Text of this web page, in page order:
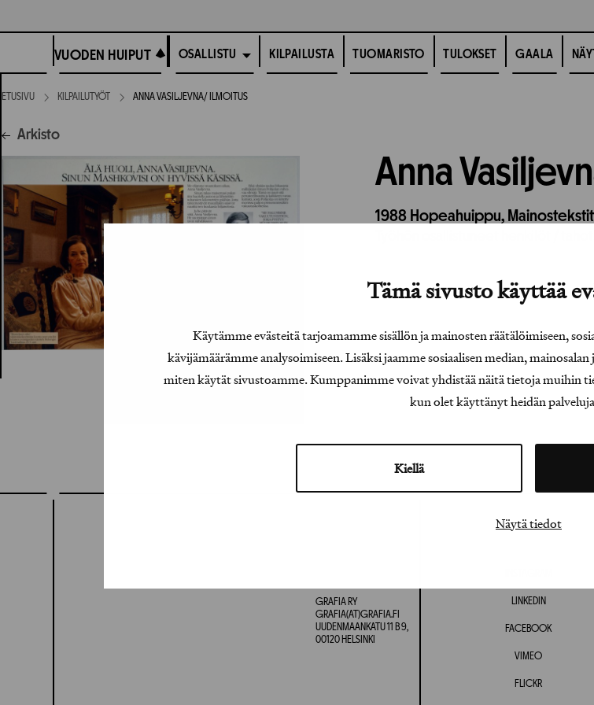
Tämä sivusto käyttää
Käytämme evästeitä tarjoamamme sisällön ja mainosten räätälöimiseen,
kävijämäärämme analysoimiseen. Lisäksi jaamme sosiaalisen median,
miten käytät sivustoamme. Kumppanimme voivat yhdistää näitä tietoja muihin
kun olet käyttänyt heidän
Kiellä
Näytä tiedot
suoraan
VUODEN HUIPUT
VUODEN HUIPUT OSALLISTU KILPAILUSTA TUOMARISTO TULOKSET GAALA
ETUSIVU KILPAILUTYÖT ANNA VASILJEVNA/ ILMOITUS
Arkisto
Anna
1988 Hopeahuippu, Mainostekstit
GRAFIA RY
GRAFIA(AT)GRAFIA.FI
UUDENMAANKATU 11 B 9,
00120 HELSINKI
LINKEDIN
FACEBOOK
VIMEO
FLICKR